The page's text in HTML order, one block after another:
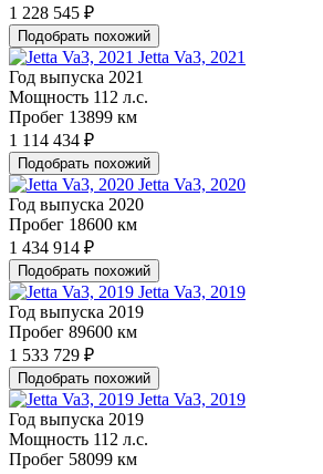
1 228 545 ₽
Подобрать похожий
Jetta Va3, 2021
Год выпуска 2021
Мощность 112 л.с.
Пробег 13899 км
1 114 434 ₽
Подобрать похожий
Jetta Va3, 2020
Год выпуска 2020
Пробег 18600 км
1 434 914 ₽
Подобрать похожий
Jetta Va3, 2019
Год выпуска 2019
Пробег 89600 км
1 533 729 ₽
Подобрать похожий
Jetta Va3, 2019
Год выпуска 2019
Мощность 112 л.с.
Пробег 58099 км